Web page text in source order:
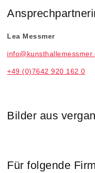
Lea Messmer
+49 (0)7642 920 162 0
Bilder aus
Für folgende